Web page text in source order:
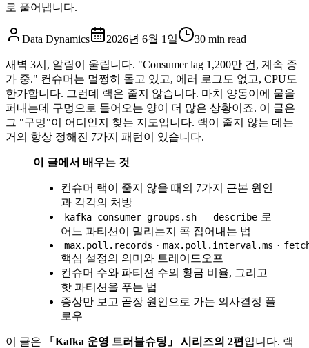
로 풀어냅니다.
Data Dynamics 2026년 6월 1일 30 min read
새벽 3시, 알림이 울립니다. "Consumer lag 1,200만 건, 계속 증
가 중." 컨슈머는 멀쩡히 돌고 있고, 에러 로그도 없고, CPU도
한가합니다. 그런데 랙은 줄지 않습니다. 마치 양동이에 물을
퍼내는데 구멍으로 들어오는 양이 더 많은 상황이죠. 이 글은
그 "구멍"이 어디인지 찾는 지도입니다. 랙이 줄지 않는 데는
거의 항상 정해진 7가지 패턴이 있습니다.
이 글에서 배우는 것
컨슈머 랙이 줄지 않을 때의 7가지 근본 원인
과 각각의 처방
kafka-consumer-groups.sh --describe 로
어느 파티션이 밀리는지 콕 집어내는 법
max.poll.records · max.poll.interval.ms ·
핵심 설정의 의미와 트레이드오프
컨슈머 수와 파티션 수의 황금 비율, 그리고
핫 파티션을 푸는 법
증상만 보고 곧장 원인으로 가는 의사결정 플
로우
이 글은 「Kafka 운영 트러블슈팅」 시리즈의 2편 입니다. 랙